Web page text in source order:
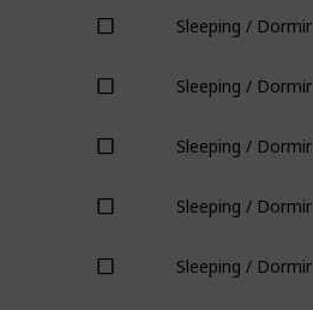
Sleeping / Dormir
Sleeping / Dormir
Sleeping / Dormir
Sleeping / Dormir
Sleeping / Dormir